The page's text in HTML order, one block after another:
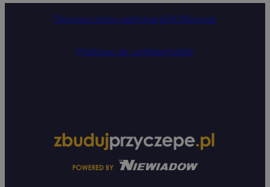
Devenez notre partenaireFAQService
Politique de confidentialité